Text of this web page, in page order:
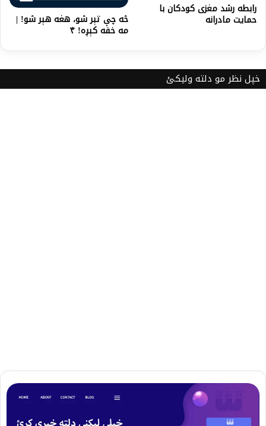
رابطه رشد مغزی کودکان با
حمایت مادرانه څه چې تېر شو، هغه هېر شو! |
مه خفه کېږه! ۴
خپل نظر مو دلته ولیکئ